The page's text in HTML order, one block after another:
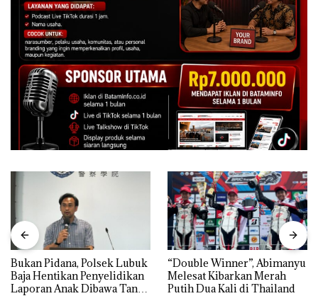
Bukan Pidana, Polsek Lubuk
Baja Hentikan Penyelidikan
Laporan Anak Dibawa Tanpa
“Double Winner”, Abimanyu
Melesat Kibarkan Merah
Putih Dua Kali di Thailand